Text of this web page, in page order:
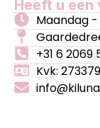
Heeft u een
Maandag -
+31 6 2069
Kvk: